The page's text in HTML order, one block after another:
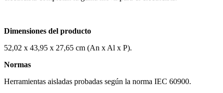
Dimensiones del producto
52,02 x 43,95 x 27,65 cm (An x Al x P).
Normas
Herramientas aisladas probadas según la norma IEC 60900.